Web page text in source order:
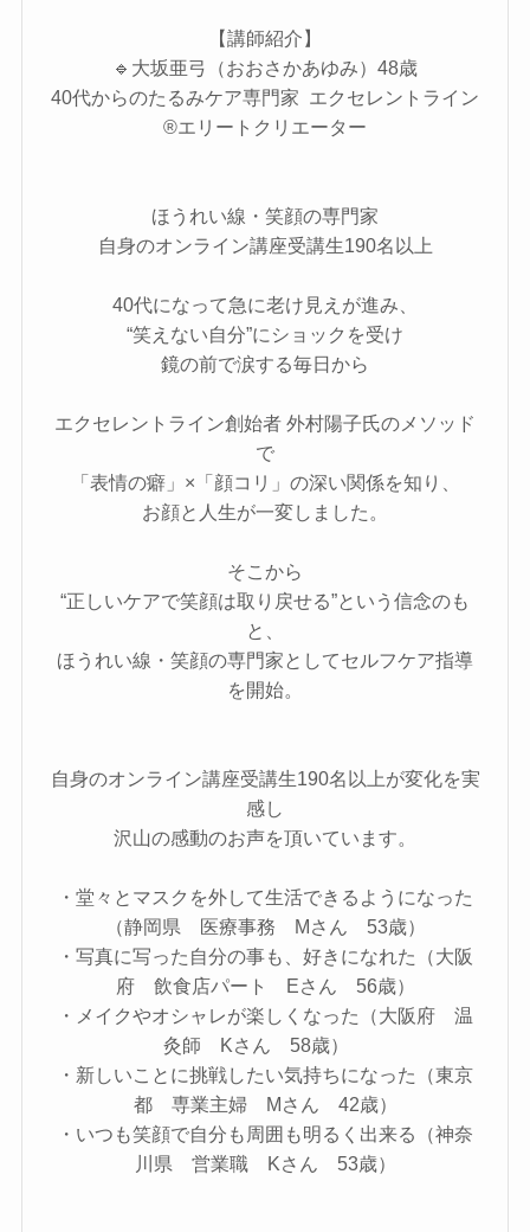
【講師紹介】
🔹大坂亜弓（おおさかあゆみ）48歳
40代からのたるみケア専門家 エクセレントライン
®エリートクリエーター
ほうれい線・笑顔の専門家
自身のオンライン講座受講生190名以上
40代になって急に老け見えが進み、
“笑えない自分”にショックを受け
鏡の前で涙する毎日から
エクセレントライン創始者 外村陽子氏のメソッド
で
「表情の癖」×「顔コリ」の深い関係を知り、
お顔と人生が一変しました。
そこから
“正しいケアで笑顔は取り戻せる”という信念のも
と、
ほうれい線・笑顔の専門家としてセルフケア指導
を開始。
自身のオンライン講座受講生190名以上が変化を実
感し
沢山の感動のお声を頂いています。
・堂々とマスクを外して生活できるようになった
（静岡県 医療事務 Mさん 53歳）
・写真に写った自分の事も、好きになれた（大阪
府 飲食店パート Eさん 56歳）
・メイクやオシャレが楽しくなった（大阪府 温
灸師 Kさん 58歳）
・新しいことに挑戦したい気持ちになった（東京
都 専業主婦 Mさん 42歳）
・いつも笑顔で自分も周囲も明るく出来る（神奈
川県 営業職 Kさん 53歳）